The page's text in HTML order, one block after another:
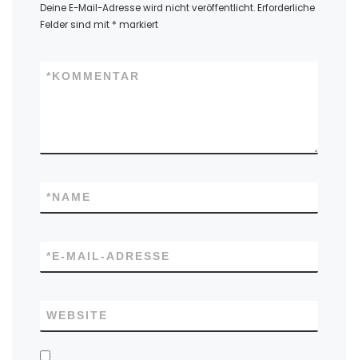
Deine E-Mail-Adresse wird nicht veröffentlicht.Erforderliche
Felder sind mit * markiert
KOMMENTAR
*
NAME
*
E-MAIL-ADRESSE
*
WEBSITE